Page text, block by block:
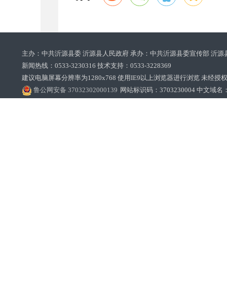
主办：中共沂源县委 沂源县人民政府 承办：中共沂源县委宣传部 沂
新闻热线：0533-3230316 技术支持：0533-3228369‌‌
建议电脑屏幕分辨率为1280x768 使用IE9以上浏览器进行浏览 未经授
鲁公网安备 37032302000139 网站标识码：3703230004 中文域名